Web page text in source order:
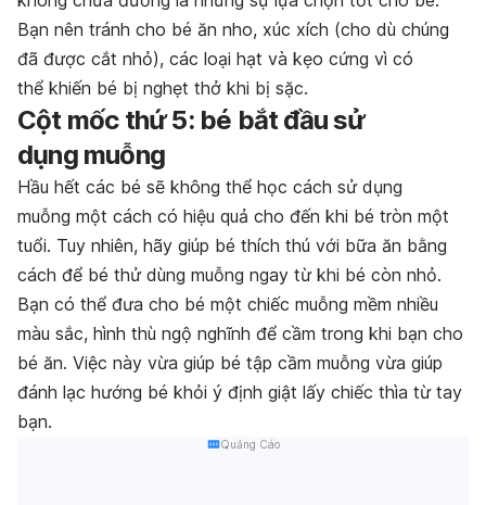
Bạn nên tránh cho bé ăn nho, xúc xích (cho dù chúng
đã được cắt nhỏ), các loại hạt và kẹo cứng vì có
thể khiến bé bị nghẹt thở khi bị sặc.
Cột mốc thứ 5: bé bắt đầu sử
dụng muỗng
Hầu hết các bé sẽ không thể học cách sử dụng
muỗng một cách có hiệu quả cho đến khi bé tròn một
tuổi. Tuy nhiên, hãy giúp bé thích thú với bữa ăn bằng
cách để bé thử dùng muỗng ngay từ khi bé còn nhỏ.
Bạn có thể đưa cho bé một chiếc muỗng mềm nhiều
màu sắc, hình thù ngộ nghĩnh để cầm trong khi bạn cho
bé ăn. Việc này vừa giúp bé tập cầm muỗng vừa giúp
đánh lạc hướng bé khỏi ý định giật lấy chiếc thìa từ tay
bạn.
Quảng Cáo